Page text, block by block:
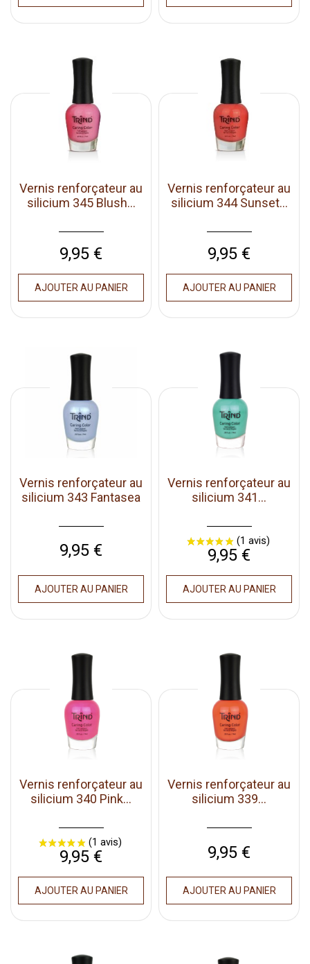
Vernis renforçateur au
silicium 345 Blush...
Prix
9,95 €
AJOUTER AU PANIER
Vernis renforçateur au
silicium 344 Sunset...
Prix
9,95 €
AJOUTER AU PANIER
Vernis renforçateur au
silicium 343 Fantasea
Prix
9,95 €
AJOUTER AU PANIER
Vernis renforçateur au
silicium 341...
Prix
9,95 €
AJOUTER AU PANIER
Vernis renforçateur au
silicium 340 Pink...
Prix
9,95 €
AJOUTER AU PANIER
Vernis renforçateur au
silicium 339...
Prix
9,95 €
AJOUTER AU PANIER